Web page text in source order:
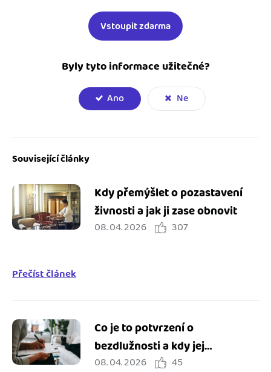
Vstoupit zdarma
Byly tyto informace užitečné?
Ano Ne
Související články
Kdy přemýšlet o pozastavení
živnosti a jak ji zase obnovit
08. 04. 2026 307
Přečíst článek
Co je to potvrzení o
bezdlužnosti a kdy jej
potřebuji?
08. 04. 2026 45